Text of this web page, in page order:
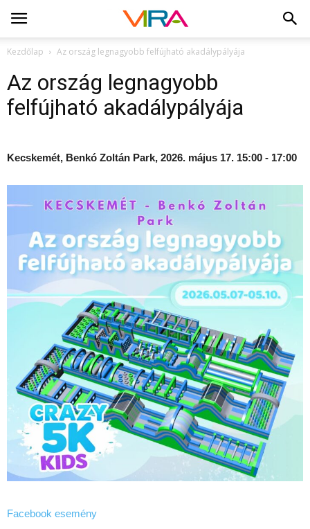
Kezdőlap Az ország legnagyobb felfújható akadálypályája
Az ország legnagyobb
felfújható akadálypályája
Kecskemét, Benkó Zoltán Park, 2026. május 17. 15:00 - 17:00
Facebook esemény